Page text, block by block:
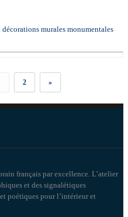
murales monumentales
2 »
français par excellence. L’atelier
et des signalétiques
poétiques pour l’intérieur et